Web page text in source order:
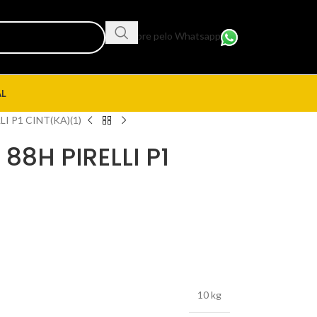
Compre pelo Whatsapp
P1 CINT(KA)(1)
PIRELLI P1
10 kg